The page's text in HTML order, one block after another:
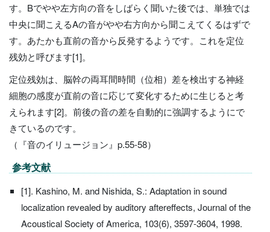
す。Bでやや左方向の音をしばらく聞いた後では、単独では
中央に聞こえるAの音がやや右方向から聞こえてくるはずで
す。あたかも直前の音から反発するようです。これを定位
残効と呼びます[1]。
定位残効は、脳幹の両耳間時間（位相）差を検出する神経
細胞の感度が直前の音に応じて変化するために生じると考
えられます[2]。前後の音の差を自動的に強調するようにで
きているのです。
（『音のイリュージョン』p.55-58）
参考文献
[1]. Kashino, M. and Nishida, S.: Adaptation in sound
localization revealed by auditory aftereffects, Journal of the
Acoustical Society of America, 103(6), 3597-3604, 1998.